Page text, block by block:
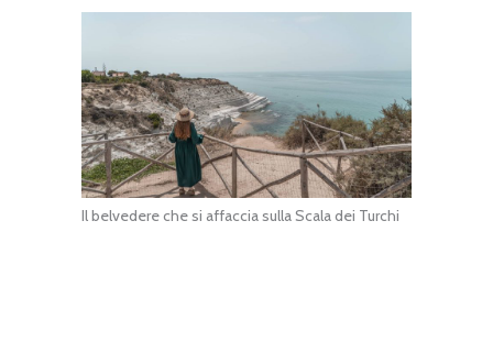
Il belvedere che si affaccia sulla Scala dei Turchi